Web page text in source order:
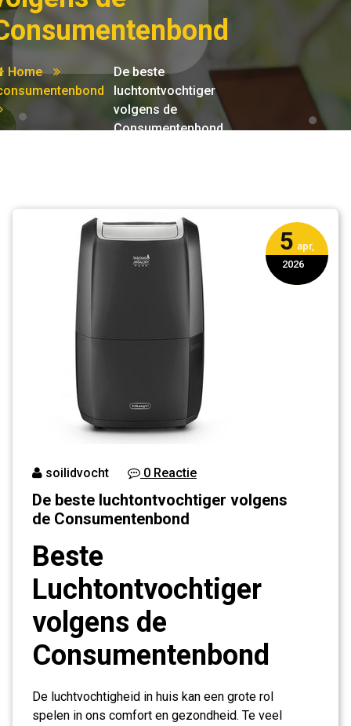
Home
De beste
luchtontvochtiger
volgens de
Consumentenbond
5 apr,
2026
soilidvocht 0 Reactie
De beste luchtontvochtiger volgens
de Consumentenbond
Beste
Luchtontvochtiger
volgens de
Consumentenbond
De luchtvochtigheid in huis kan een grote rol
spelen in ons comfort en gezondheid. Te veel